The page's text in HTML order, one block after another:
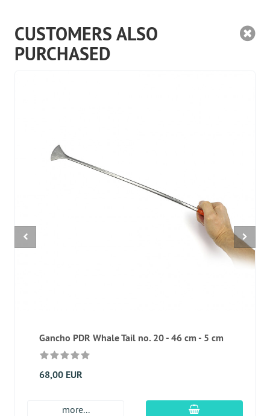
CUSTOMERS ALSO
PURCHASED
Gancho PDR Whale Tail no. 20 - 46 cm - 5 cm
68,00 EUR
more... En el carro de